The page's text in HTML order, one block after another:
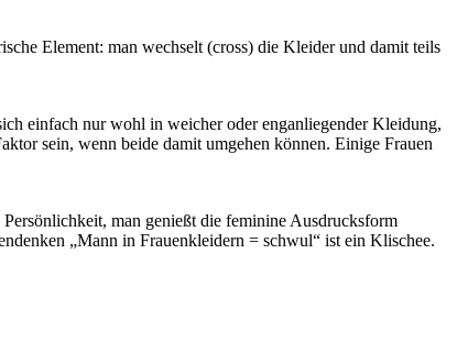
Element: man wechselt (cross) die Kleider und damit teils
einfach nur wohl in weicher oder enganliegender Kleidung,
sein, wenn beide damit umgehen können. Einige Frauen
man genießt die feminine Ausdrucksform
„Mann in Frauenkleidern = schwul“ ist ein Klischee.